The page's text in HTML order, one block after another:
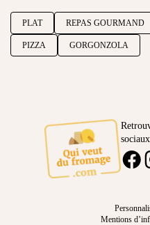
PLAT REPAS GOURMAND
PIZZA GORGONZOLA
sociaux
Mentions